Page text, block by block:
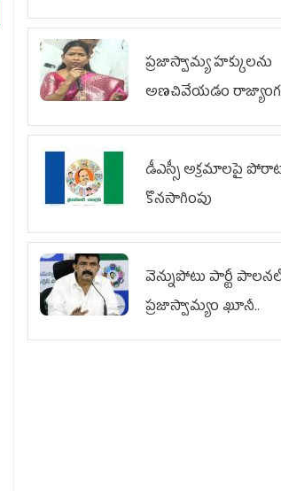
ప్రజాస్వామ్య హక్కులను
అణచివేయడం రాజ్యాంగ
విరుద్ధం
డీఎస్సీ అక్రమాలపై
కొనసాగింపు
వెన్నుపోటు పార్టీ
ప్రజాస్వామ్యం ఖూనీ..